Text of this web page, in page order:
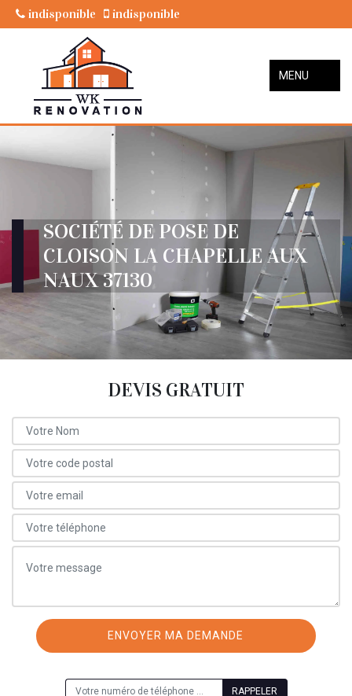
indisponible indisponible
MENU
SOCIÉTÉ DE POSE DE
CLOISON LA CHAPELLE AUX
NAUX 37130
DEVIS GRATUIT